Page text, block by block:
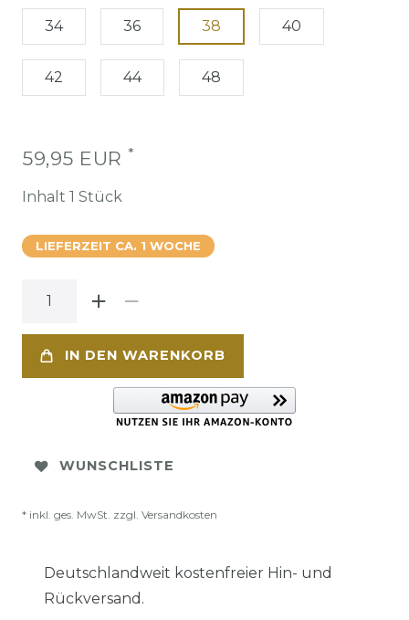
34 36 38 40
42 44 48
59,95 EUR *
Inhalt 1 Stück
LIEFERZEIT CA. 1 WOCHE
IN DEN WARENKORB
WUNSCHLISTE
* inkl. ges. MwSt. zzgl. Versandkosten
Deutschlandweit kostenfreier Hin- und
Rückversand.